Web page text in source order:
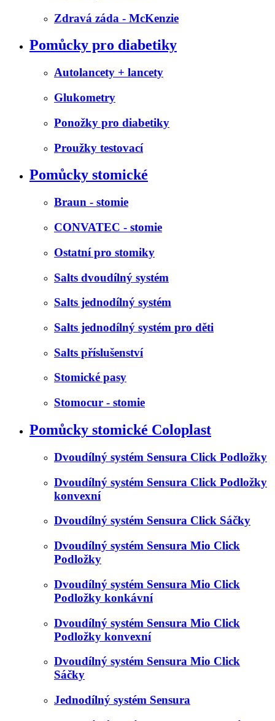
Zdravá záda - McKenzie
Pomůcky pro diabetiky
Autolancety + lancety
Glukometry
Ponožky pro diabetiky
Proužky testovací
Pomůcky stomické
Braun - stomie
CONVATEC - stomie
Ostatní pro stomiky
Salts dvoudílný systém
Salts jednodílný systém
Salts jednodílný systém pro děti
Salts příslušenství
Stomické pasy
Stomocur - stomie
Pomůcky stomické Coloplast
Dvoudílný systém Sensura Click Podložky
Dvoudílný systém Sensura Click Podložky
konvexní
Dvoudílný systém Sensura Click Sáčky
Dvoudílný systém Sensura Mio Click
Podložky
Dvoudílný systém Sensura Mio Click
Podložky konkávní
Dvoudílný systém Sensura Mio Click
Podložky konvexní
Dvoudílný systém Sensura Mio Click
Sáčky
Jednodílný systém Sensura